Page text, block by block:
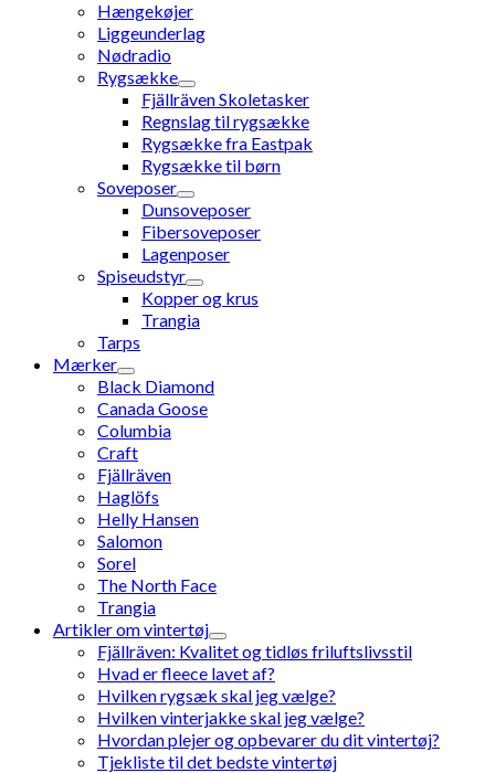
Hængekøjer
Liggeunderlag
Nødradio
Rygsække
Fjällräven Skoletasker
Regnslag til rygsække
Rygsække fra Eastpak
Rygsække til børn
Soveposer
Dunsoveposer
Fibersoveposer
Lagenposer
Spiseudstyr
Kopper og krus
Trangia
Tarps
Mærker
Black Diamond
Canada Goose
Columbia
Craft
Fjällräven
Haglöfs
Helly Hansen
Salomon
Sorel
The North Face
Trangia
Artikler om vintertøj
Fjällräven: Kvalitet og tidløs friluftslivsstil
Hvad er fleece lavet af?
Hvilken rygsæk skal jeg vælge?
Hvilken vinterjakke skal jeg vælge?
Hvordan plejer og opbevarer du dit vintertøj?
Tjekliste til det bedste vintertøj